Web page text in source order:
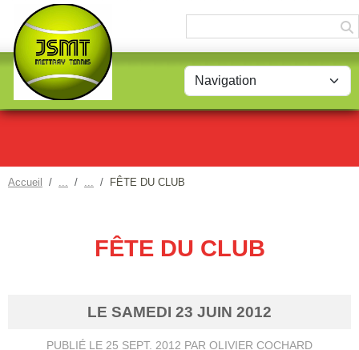
Accueil FÊTE DU CLUB
FÊTE DU CLUB
LE SAMEDI 23 JUIN 2012
PUBLIÉ LE 25 SEPT. 2012 PAR OLIVIER COCHARD
Panneau de gestion des cookies